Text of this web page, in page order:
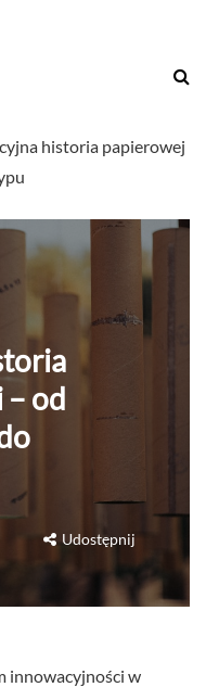
historia papierowej
od
Udostępnij
innowacyjności w